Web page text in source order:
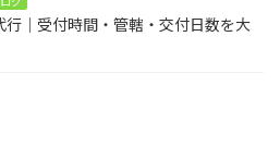
｜受付時間・管轄・交付日数を大